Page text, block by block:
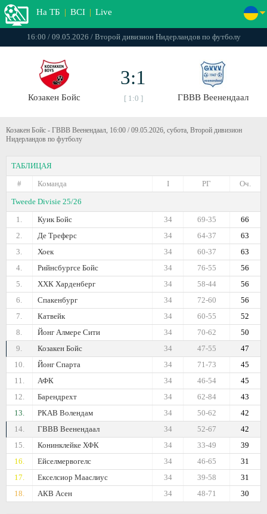
На ТБ | ВСІ | Live
16:00 / 09.05.2026 / Второй дивизион Нидерландов по футболу
Козакен Бойс
3:1
[ 1:0 ] ГВВВ Веенендаал
Козакен Бойс - ГВВВ Веенендаал, 16:00 / 09.05.2026, субота, Второй дивизион
Нидерландов по футболу
ТАБЛИЦАЯ
#
Команда Оч.
РГ
I
Tweede Divisie 25/26
1.
Куик Бойс 66
69-35
34
2.
Де Треферс 63
64-37
34
3.
Хоек 63
60-37
34
4.
Рийнсбургсе Бойс 56
76-55
34
5.
ХХК Харденберг 56
58-44
34
6.
Спакенбург 56
72-60
34
7.
Катвейк 52
60-55
34
8.
Йонг Алмере Сити 50
70-62
34
9.
Козакен Бойс 47
47-55
34
10.
Йонг Спарта 45
71-73
34
11.
АФК 45
46-54
34
12.
Барендрехт 43
62-84
34
13.
РКАВ Волендам 42
50-62
34
14.
ГВВВ Веенендаал 42
52-67
34
15.
Конинклейке ХФК 39
33-49
34
16.
Ейселмервогелс 31
46-65
34
17.
Екселсиор Мааслиус 31
39-58
34
18.
АКВ Асен 30
48-71
34